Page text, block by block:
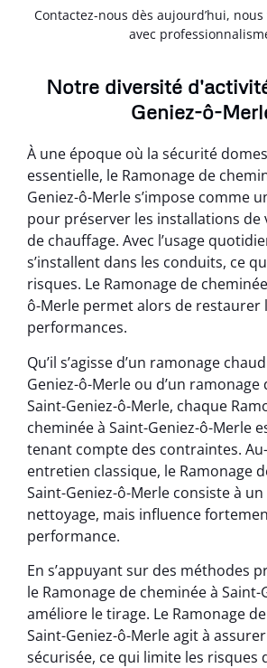
Contactez-nous dès aujourd’hui,
avec
Notre diversité
Geniez-ô-
À une époque où la sécurité
essentielle, le Ramonage de
Geniez-ô-Merle s’impose comme
pour préserver les installations de
de chauffage. Avec l’usage
s’installent dans les conduits, ce
risques. Le Ramonage de
ô-Merle permet alors de restaurer
performances.
Qu’il s’agisse d’un ramonage
Geniez-ô-Merle ou d’un ramonage
Saint-Geniez-ô-Merle, chaque
cheminée à Saint-Geniez-ô-Merle
tenant compte des contraintes.
entretien classique, le Ramonage
Saint-Geniez-ô-Merle consiste à
nettoyage, mais influence
performance.
En s’appuyant sur des méthodes
le Ramonage de cheminée à
améliore le tirage. Le Ramonage
Saint-Geniez-ô-Merle agit à
sécurisée, ce qui limite les risques